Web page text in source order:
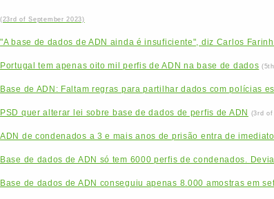
(23rd of September 2023)
"A base de dados de ADN ainda é insuficiente", diz Carlos
Portugal tem apenas oito mil perfis de ADN na base de dados
Base de ADN: Faltam regras para partilhar dados com polícias
PSD quer alterar lei sobre base de dados de perfis de ADN (3rd of
ADN de condenados a 3 e mais anos de prisão entra de
Base de dados de ADN só tem 6000 perfis de condenados.
Base de dados de ADN conseguiu apenas 8.000 amostras em